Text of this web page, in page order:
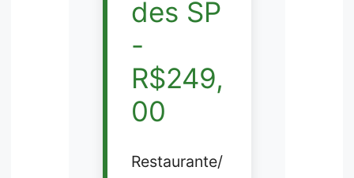
des SP
-
R$249,
00
Restaurante/